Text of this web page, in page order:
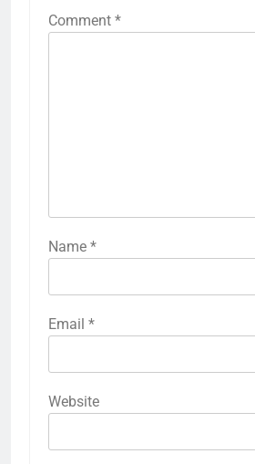
Comment *
Name *
Email *
Website